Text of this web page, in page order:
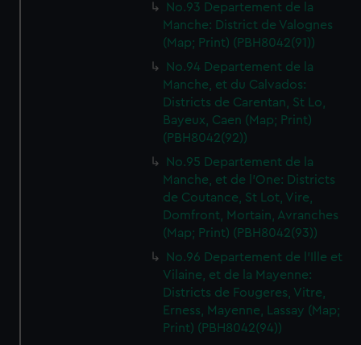
No.93 Departement de la
Manche: District de Valognes
(Map; Print) (PBH8042(91))
No.94 Departement de la
Manche, et du Calvados:
Districts de Carentan, St Lo,
Bayeux, Caen (Map; Print)
(PBH8042(92))
No.95 Departement de la
Manche, et de l'One: Districts
de Coutance, St Lot, Vire,
Domfront, Mortain, Avranches
(Map; Print) (PBH8042(93))
No.96 Departement de l'Ille et
Vilaine, et de la Mayenne:
Districts de Fougeres, Vitre,
Erness, Mayenne, Lassay (Map;
Print) (PBH8042(94))